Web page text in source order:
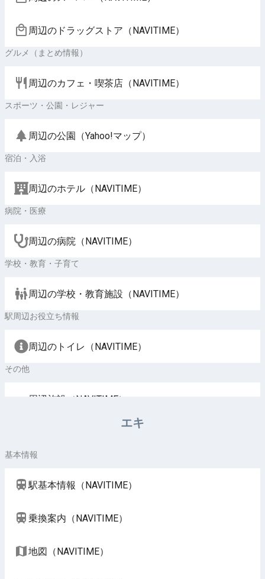
周辺のドラッグストア（NAVITIME）
グルメ（まとめ情報）
周辺のカフェ・喫茶店（NAVITIME）
スポーツ・公園・レジャー
周辺の公園（Yahoo!マップ）
宿泊・入浴
周辺のホテル（NAVITIME）
病院・医療
周辺の病院（NAVITIME）
学校・教育・子育て
周辺の学校・教育施設（NAVITIME）
駅周辺お役立ち情報
周辺のトイレ（NAVITIME）
その他
周辺施設（NAVITIME）
エキ
基本情報
駅基本情報（NAVITIME）
乗換案内（NAVITIME）
地図（NAVITIME）